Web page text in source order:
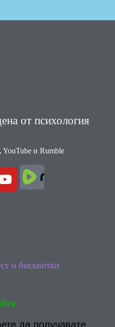
от психология
YouTube и Rumble
Y
o
u
и бисквитки
да получавате